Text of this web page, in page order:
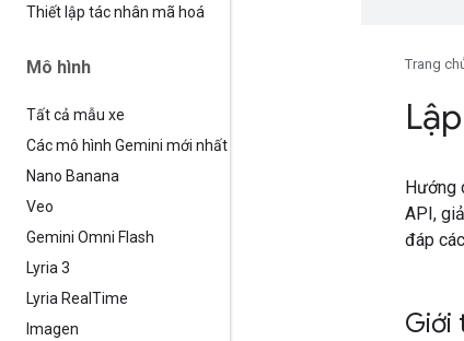
Thiết lập tác nhân mã hoá
Mô hình
Tất cả mẫu xe
Các mô hình Gemini mới nhất
Nano Banana
Veo
Gemini Omni Flash
Lyria 3
Lyria Real Time
Imagen
Trang
Hướng
API,
đáp
Giới